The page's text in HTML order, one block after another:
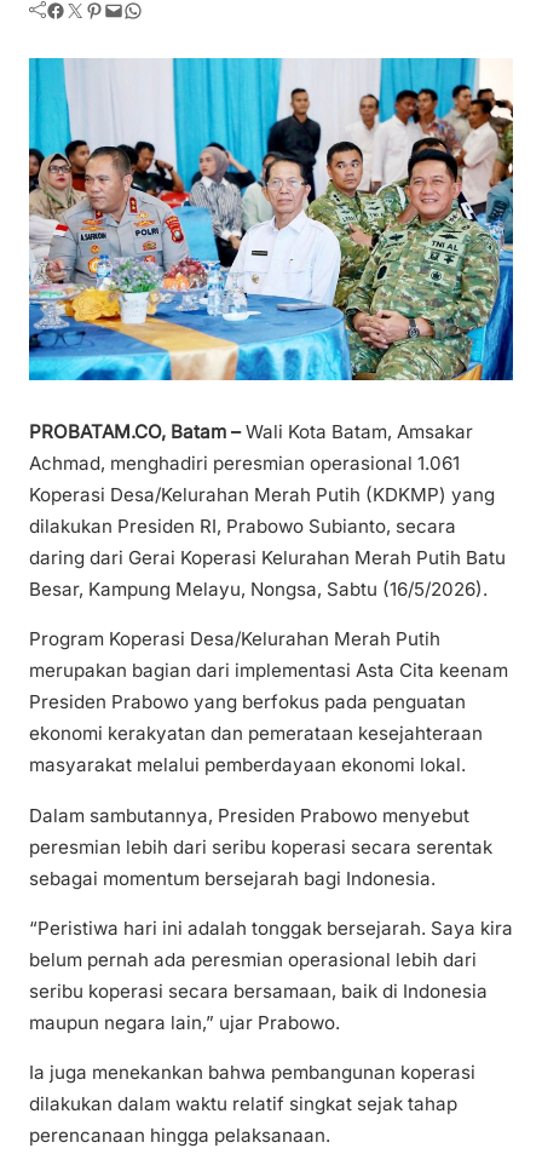
Facebook Twitter Pinterest Mail WhatsApp
PROBATAM.CO, Batam –Wali Kota Batam, Amsakar
Achmad, menghadiri peresmian operasional 1.061
Koperasi Desa/Kelurahan Merah Putih (KDKMP) yang
dilakukan Presiden RI, Prabowo Subianto, secara
daring dari Gerai Koperasi Kelurahan Merah Putih Batu
Besar, Kampung Melayu, Nongsa, Sabtu (16/5/2026).
Program Koperasi Desa/Kelurahan Merah Putih
merupakan bagian dari implementasi Asta Cita keenam
Presiden Prabowo yang berfokus pada penguatan
ekonomi kerakyatan dan pemerataan kesejahteraan
masyarakat melalui pemberdayaan ekonomi lokal.
Dalam sambutannya, Presiden Prabowo menyebut
peresmian lebih dari seribu koperasi secara serentak
sebagai momentum bersejarah bagi Indonesia.
“Peristiwa hari ini adalah tonggak bersejarah. Saya kira
belum pernah ada peresmian operasional lebih dari
seribu koperasi secara bersamaan, baik di Indonesia
maupun negara lain,” ujar Prabowo.
Ia juga menekankan bahwa pembangunan koperasi
dilakukan dalam waktu relatif singkat sejak tahap
perencanaan hingga pelaksanaan.